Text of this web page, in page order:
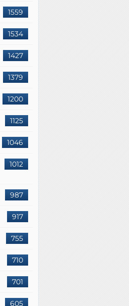
1559
1534
1427
1379
1200
1125
1046
1012
987
917
755
710
701
605